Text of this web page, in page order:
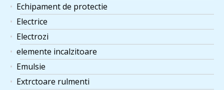
Echipament de protectie
Electrice
Electrozi
elemente incalzitoare
Emulsie
Extrctoare rulmenti